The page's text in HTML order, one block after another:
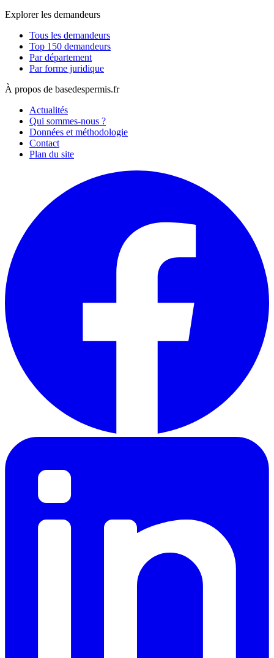
Explorer les demandeurs
Tous les demandeurs
Top 150 demandeurs
Par département
Par forme juridique
À propos de basedespermis.fr
Actualités
Qui sommes-nous ?
Données et méthodologie
Contact
Plan du site